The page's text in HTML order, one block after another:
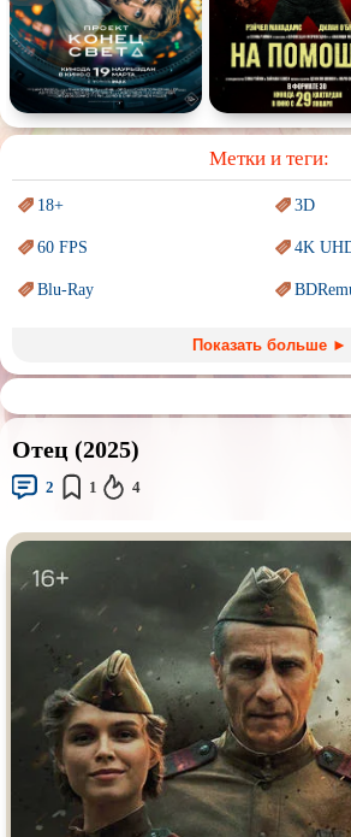
Спектакль Сказка Немое кино
Метки и теги:
18+ 3D
60 FPS 4K
Blu-Ray
Sci-Fi (Научнаяфантастика) Trash
Авангард иСюрреализм
Аниме
Врачи
Индийское кино
Коллекция Комикс
Маги и Волшебники
Новогодние
событиях
Параллельные миры
ПереводКубик в Кубе Перевод
Пеплум
Показать больше ►
Отец (2025)
2 1 4